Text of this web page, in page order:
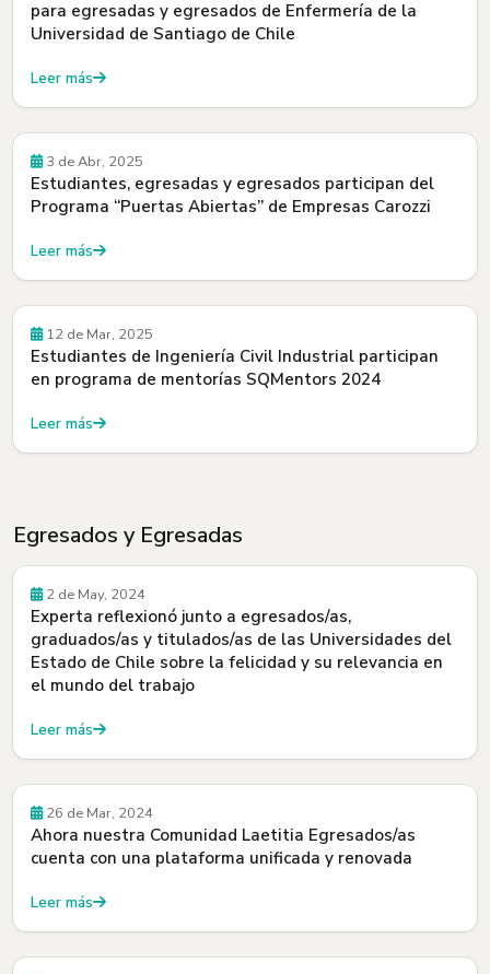
para egresadas y egresados de Enfermería de la
Universidad de Santiago de Chile
Leer más
Empleadores
3 de Abr, 2025
Estudiantes, egresadas y egresados participan del
Programa “Puertas Abiertas” de Empresas Carozzi
Leer más
Empleadores
12 de Mar, 2025
Estudiantes de Ingeniería Civil Industrial participan
en programa de mentorías SQMentors 2024
Leer más
Egresados y Egresadas
Egresados y Egresadas
2 de May, 2024
Experta reflexionó junto a egresados/as,
graduados/as y titulados/as de las Universidades del
Estado de Chile sobre la felicidad y su relevancia en
el mundo del trabajo
Leer más
Egresados y Egresadas
26 de Mar, 2024
Ahora nuestra Comunidad Laetitia Egresados/as
cuenta con una plataforma unificada y renovada
Leer más